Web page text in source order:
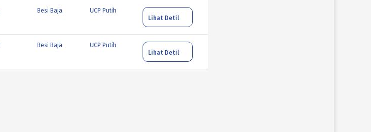
Besi Baja
UCP Putih
Lihat Detil
Besi Baja
UCP Putih
Lihat Detil